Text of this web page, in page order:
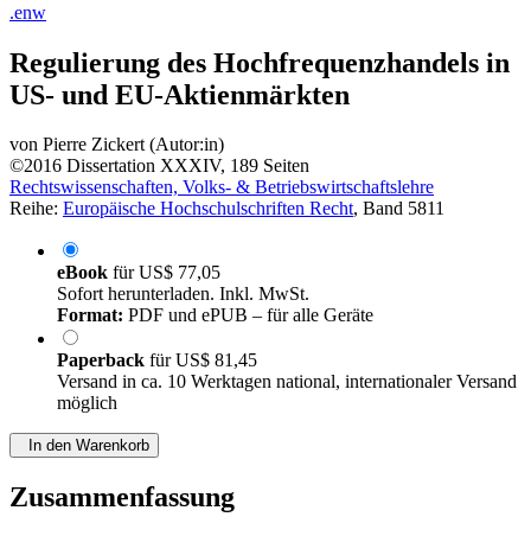
.enw
Regulierung des Hochfrequenzhandels in
US- und EU-Aktienmärkten
von Pierre Zickert (Autor:in)
©2016 Dissertation XXXIV, 189 Seiten
Rechtswissenschaften, Volks- & Betriebswirtschaftslehre
Reihe: Europäische Hochschulschriften Recht, Band 5811
eBook fürUS$ 77,05
Sofort herunterladen. Inkl. MwSt.
Format: PDF und ePUB – für alle Geräte
Paperback fürUS$ 81,45
Versand in ca. 10 Werktagen national, internationaler Versand
möglich
In den Warenkorb
Zusammenfassung